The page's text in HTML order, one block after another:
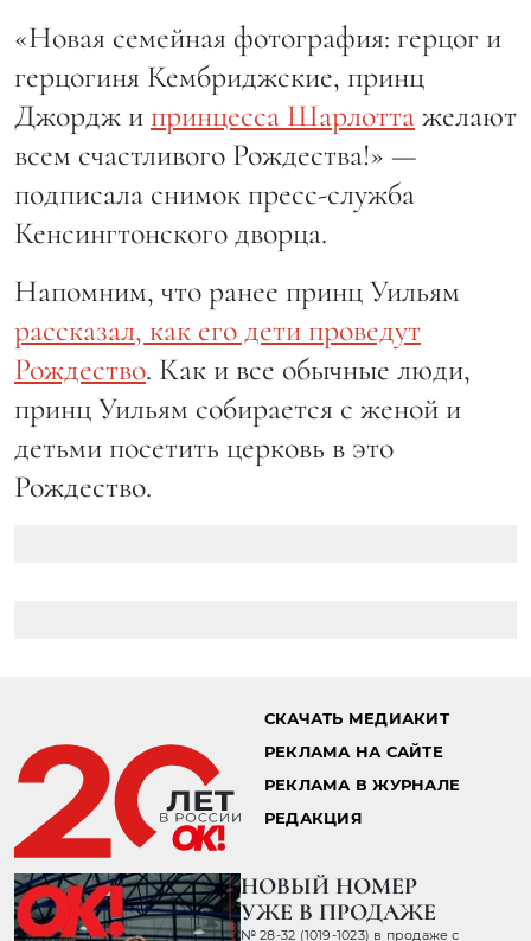
«Новая семейная фотография: герцог и
герцогиня Кембриджские, принц
Джордж и принцесса Шарлоттажелают
всем счастливого Рождества!» —
подписала снимок пресс-служба
Кенсингтонского дворца.
Напомним, что ранее принц Уильям
рассказал, как его дети проведут
Рождество. Как и все обычные люди,
принц Уильям собирается с женой и
детьми посетить церковь в это
Рождество.
СКАЧАТЬ МЕДИАКИТ
РЕКЛАМА НА САЙТЕ
РЕКЛАМА В ЖУРНАЛЕ
РЕДАКЦИЯ
НОВЫЙ НОМЕР
УЖЕ В ПРОДАЖЕ
№ 28-32 (1019-1023) в продаже с